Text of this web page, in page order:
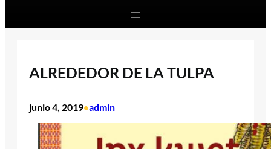
ALREDEDOR DE LA TULPA
junio 4, 2019•admin